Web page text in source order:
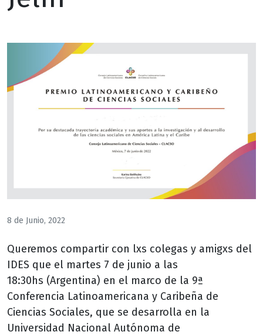
8 de Junio, 2022
Queremos compartir con lxs colegas y amigxs del
IDES que el martes 7 de junio a las
18:30hs (Argentina) en el marco de la 9ª
Conferencia Latinoamericana y Caribeña de
Ciencias Sociales, que se desarrolla en la
Universidad Nacional Autónoma de